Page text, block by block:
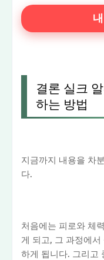
결론 실크
하는 방법
지금까지 내용을 차
다.
처음에는 피로와 체
게 되고, 그 과정에
하게 됩니다. 그리고